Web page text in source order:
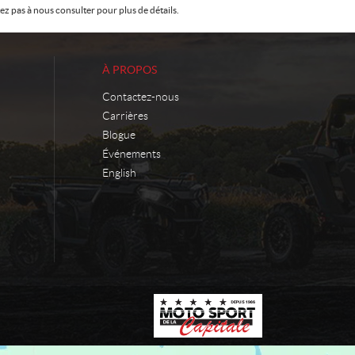
pas à nous consulter pour plus de détails.
À PROPOS
Contactez-nous
Carrières
Blogue
Événements
English